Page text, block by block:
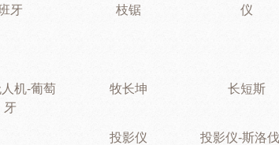
牙
枝锯
仪
机-葡萄
牙
牧长坤 长短斯
投影仪 投影仪-斯洛